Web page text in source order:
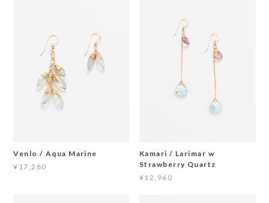
Venlo / Aqua Marine
¥17,280
Kamari / Larimar w
Strawberry Quartz
¥12,960